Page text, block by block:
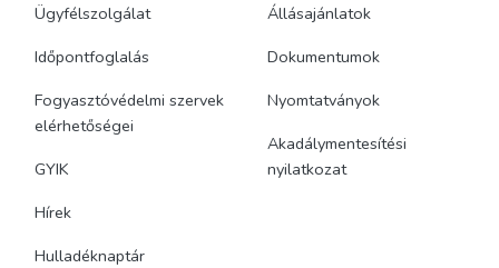
Ügyfélszolgálat
Időpontfoglalás
Fogyasztóvédelmi szervek
elérhetőségei
GYIK
Hírek
Hulladéknaptár
Állásajánlatok
Dokumentumok
Nyomtatványok
Akadálymentesítési
nyilatkozat